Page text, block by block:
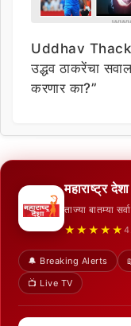
Uddhav
उद्धव ठाकरेंचा
करणार का?”
महाराष्ट्र
ताज्या बातम्या
★★★★★
🔔 Breaking Alerts
📺 Live TV